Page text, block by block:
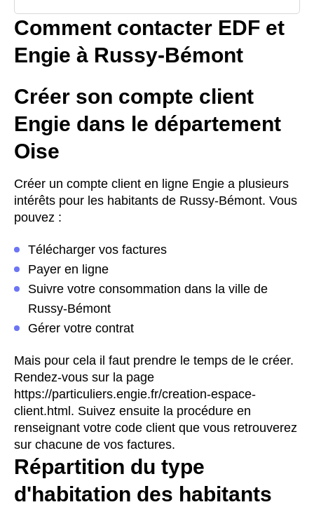
Comment contacter EDF et
Engie à Russy-Bémont
Créer son compte client
Engie dans le département
Oise
Créer un compte client en ligne Engie a plusieurs
intérêts pour les habitants de Russy-Bémont. Vous
pouvez :
Télécharger vos factures
Payer en ligne
Suivre votre consommation dans la ville de
Russy-Bémont
Gérer votre contrat
Mais pour cela il faut prendre le temps de le créer.
Rendez-vous sur la page
https://particuliers.engie.fr/creation-espace-
client.html. Suivez ensuite la procédure en
renseignant votre code client que vous retrouverez
sur chacune de vos factures.
Répartition du type
d'habitation des habitants